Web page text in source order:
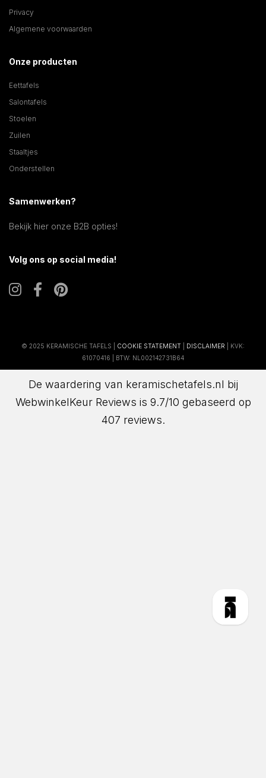
Privacy
Algemene voorwaarden
Onze producten
Eettafels
Salontafels
Stoelen
Zuilen
Staaltjes
Onderstellen
Samenwerken?
Bekijk hier onze B2B opties!
Volg ons op social media!
© 2025 KERAMISCHE TAFELS | COOKIE STATEMENT DISCLAIMER | KVK:
61070416 | BTW: NL002142731B64
De waardering van keramischetafels.nl bij
WebwinkelKeur Reviews is 9.7/10 gebaseerd op
407 reviews.